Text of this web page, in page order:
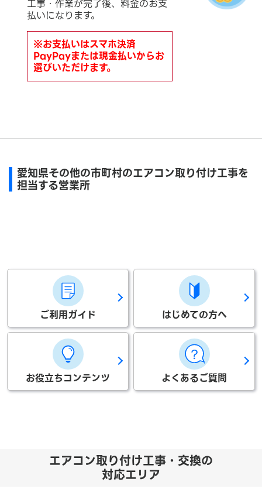
工事・作業が完了後、料金のお支
払いになります。
※お支払いはスマホ決済
PayPayまたは現金払いからお
選びいただけます。
愛知県その他の市町村のエアコン取り付け工事を
担当する営業所
ご利用ガイド はじめての方へ
お役立ちコンテンツ よくあるご質問
エアコン取り付け工事・交換の
対応エリア